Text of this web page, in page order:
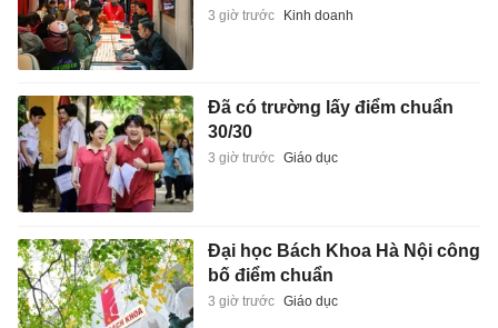
3 giờ trước Kinh doanh
Đã có trường lấy điểm chuẩn
30/30
3 giờ trước Giáo dục
Đại học Bách Khoa Hà Nội công
bố điểm chuẩn
3 giờ trước Giáo dục